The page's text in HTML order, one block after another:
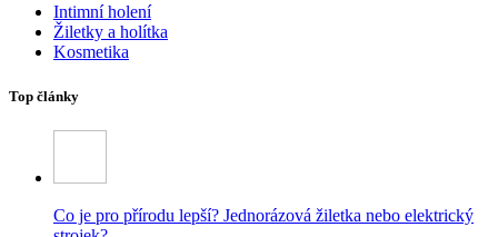
Intimní holení
Žiletky a holítka
Kosmetika
Top články
Co je pro přírodu lepší? Jednorázová žiletka nebo elektrický